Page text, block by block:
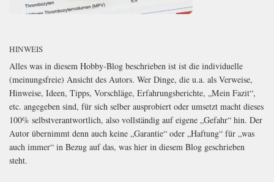
HINWEIS
Alles was in diesem Hobby-Blog beschrieben ist ist die individuelle
(meinungsfreie) Ansicht des Autors. Wer Dinge, die u.a. als Verweise,
Hinweise, Ideen, Tipps, Vorschläge, Erfahrungsberichte, „Mein Fazit“,
etc. angegeben sind, für sich selber ausprobiert oder umsetzt macht dieses
100% selbstverantwortlich, also vollständig auf eigene „Gefahr“ hin. Der
Autor übernimmt denn auch keine „Garantie“ oder „Haftung“ für „was
auch immer“ in Bezug auf das, was hier in diesem Blog geschrieben
steht.